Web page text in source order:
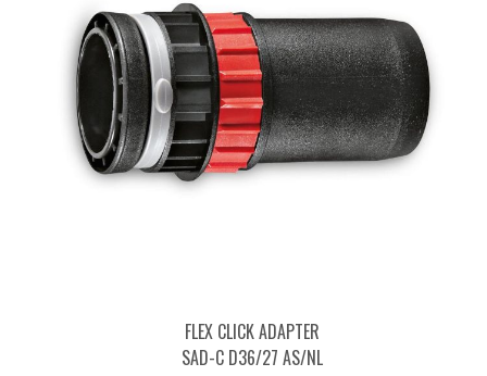
FLEX CLICK ADAPTER
SAD-C D36/27 AS/NL